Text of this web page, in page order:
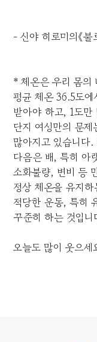
- 신야 히로미의《
* 체온은 우리 몸의
평균 체온 36.5도
받아야 하고, 1도
단지 여성만의 문
많아지고 있습니다
다음은 배, 특히 아
소화불량, 변비 등
정상 체온을 유지
적당한 운동, 특히
꾸준히 하는 것입니
오늘도 많이 웃으세